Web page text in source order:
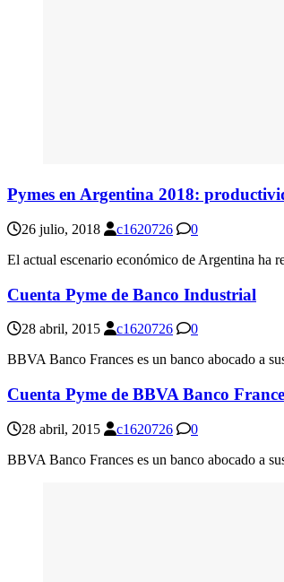
Pymes en Argentina 2018:
26 julio, 2018 c1620726
0
El actual escenario económico de Argentina ha
Cuenta Pyme de Banco Industrial
28 abril, 2015 c1620726
0
BBVA Banco Frances es un banco abocado a
Cuenta Pyme de BBVA Banco
28 abril, 2015 c1620726
0
BBVA Banco Frances es un banco abocado a